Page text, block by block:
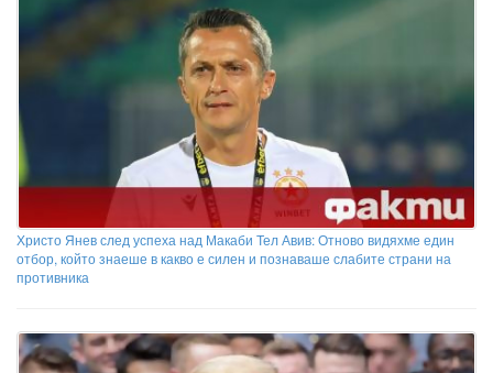
Христо Янев след успеха над Макаби Тел Авив: Отново видяхме един
отбор, който знаеше в какво е силен и познаваше слабите страни на
противника